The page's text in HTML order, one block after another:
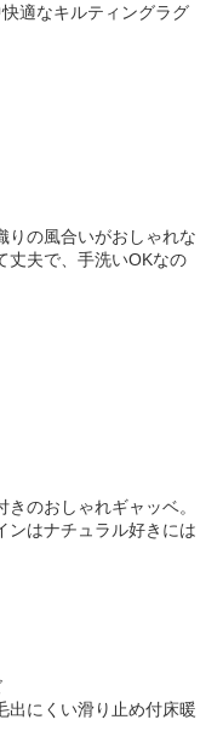
適なキルティングラグ
りの風合いがおしゃれな
丈夫で、手洗いOKなの
のおしゃれギャッベ。
ンはナチュラル好きには
出にくい滑り止め付床暖